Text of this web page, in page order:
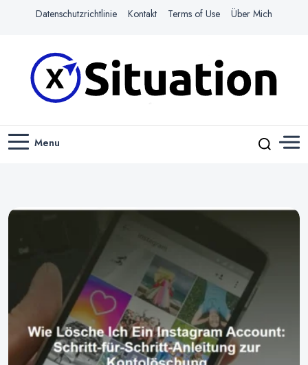
Datenschutzrichtlinie Kontakt Terms of Use Über Mich
X-SITUATION
Menu